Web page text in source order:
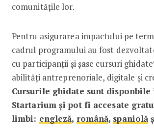
comunitățile lor.
Pentru asigurarea impactului pe
cadrul programului au fost
cu participanții și șase cursuri
abilități antreprenoriale, digitale și
Cursurile ghidate sunt
Startarium și pot fi accesate
limbi: engleză, română, spaniolă